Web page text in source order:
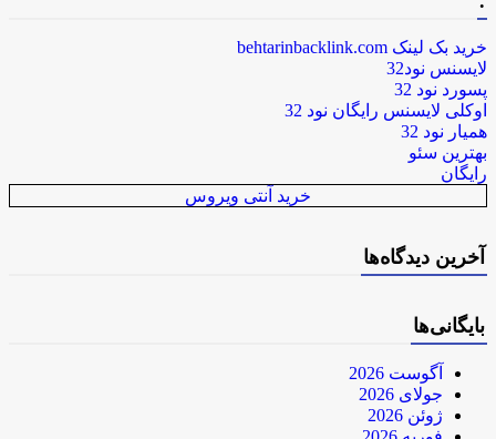
خرید بک لینک behtarinbacklink.com
لایسنس نود32
پسورد نود 32
اوکلی لایسنس رایگان نود 32
همیار نود 32
بهترین سئو
رایگان
خرید آنتی ویروس
آخرین دیدگاه‌ها
بایگانی‌ها
آگوست 2026
جولای 2026
ژوئن 2026